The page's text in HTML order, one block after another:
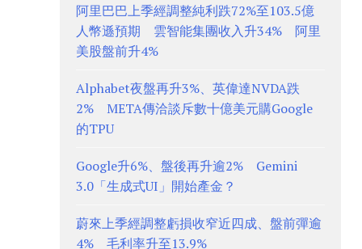
阿里巴巴上季經調整純利跌72%至103.5億
人幣遜預期 雲智能集團收入升34% 阿里
美股盤前升4%
Alphabet夜盤再升3%、英偉達NVDA跌
2% META傳洽談斥數十億美元購Google
的TPU
Google升6%、盤後再升逾2% Gemini
3.0「生成式UI」開始產金？
蔚來上季經調整虧損收窄近四成、盤前彈逾
4% 毛利率升至13.9%